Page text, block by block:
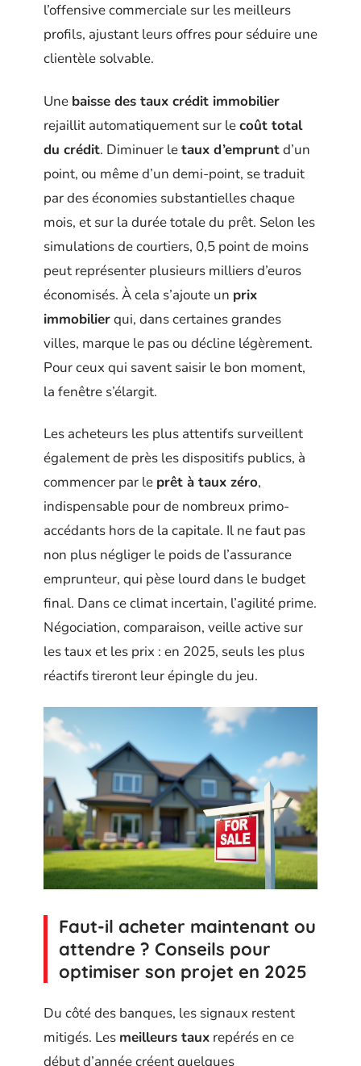
l’offensive commerciale sur les meilleurs
profils, ajustant leurs offres pour séduire une
clientèle solvable.
Une baisse des taux crédit immobilier
rejaillit automatiquement sur lecoût total
du crédit. Diminuer letaux d’empruntd’un
point, ou même d’un demi-point, se traduit
par des économies substantielles chaque
mois, et sur la durée totale du prêt. Selon les
simulations de courtiers, 0,5 point de moins
peut représenter plusieurs milliers d’euros
économisés. À cela s’ajoute un prix
immobilierqui, dans certaines grandes
villes, marque le pas ou décline légèrement.
Pour ceux qui savent saisir le bon moment,
la fenêtre s’élargit.
Les acheteurs les plus attentifs surveillent
également de près les dispositifs publics, à
commencer par le prêt à taux zéro,
indispensable pour de nombreux primo-
accédants hors de la capitale. Il ne faut pas
non plus négliger le poids de l’assurance
emprunteur, qui pèse lourd dans le budget
final. Dans ce climat incertain, l’agilité prime.
Négociation, comparaison, veille active sur
les taux et les prix : en 2025, seuls les plus
réactifs tireront leur épingle du jeu.
Faut-il acheter maintenant ou
attendre ? Conseils pour
optimiser son projet en 2025
Du côté des banques, les signaux restent
mitigés. Les meilleurs taux repérés en ce
début d’année créent quelques